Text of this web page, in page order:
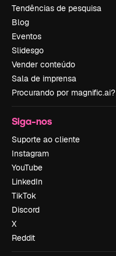
Tendências de pesquisa
Blog
Eventos
Slidesgo
Vender conteúdo
Sala de imprensa
Procurando por magnific.ai?
Siga-nos
Suporte ao cliente
Instagram
YouTube
LinkedIn
TikTok
Discord
X
Reddit